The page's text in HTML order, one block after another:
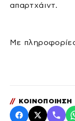
απαρτχάιντ.
Με
// ΚΟΙΝΟΠΟΙΗΣΗ